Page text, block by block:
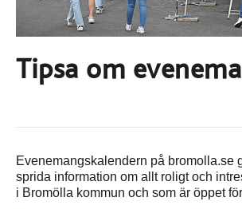
Tipsa om
Evenemangskalendern på bromolla.se
sprida information om allt roligt och
i Bromölla kommun och som är öppet